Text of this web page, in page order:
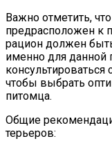
Важно отметить,
предрасположен к
рацион должен
именно для данной
чтобы выбрать
питомца.
Общие
терьеров: